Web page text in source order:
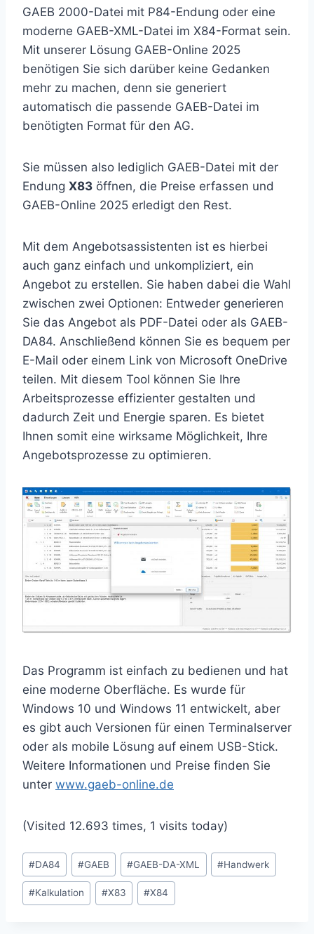
GAEB 2000-Datei mit P84-Endung oder eine
moderne GAEB-XML-Datei im X84-Format sein.
Mit unserer Lösung GAEB-Online 2025
benötigen Sie sich darüber keine Gedanken
mehr zu machen, denn sie generiert
automatisch die passende GAEB-Datei im
benötigten Format für den AG.
Sie müssen also lediglich GAEB-Datei mit der
Endung X83 öffnen, die Preise erfassen und
GAEB-Online 2025 erledigt den Rest.
Mit dem Angebotsassistenten ist es hierbei
auch ganz einfach und unkompliziert, ein
Angebot zu erstellen. Sie haben dabei die Wahl
zwischen zwei Optionen: Entweder generieren
Sie das Angebot als PDF-Datei oder als GAEB-
DA84. Anschließend können Sie es bequem per
E-Mail oder einem Link von Microsoft OneDrive
teilen. Mit diesem Tool können Sie Ihre
Arbeitsprozesse effizienter gestalten und
dadurch Zeit und Energie sparen. Es bietet
Ihnen somit eine wirksame Möglichkeit, Ihre
Angebotsprozesse zu optimieren.
Das Programm ist einfach zu bedienen und hat
eine moderne Oberfläche. Es wurde für
Windows 10 und Windows 11 entwickelt, aber
es gibt auch Versionen für einen Terminalserver
oder als mobile Lösung auf einem USB-Stick.
Weitere Informationen und Preise finden Sie
unter www.gaeb-online.de
(Visited 12.693 times, 1 visits today)
Schlagworte:
#DA84 #GAEB #GAEB-DA-XML #Handwerk
#Kalkulation #X83 #X84